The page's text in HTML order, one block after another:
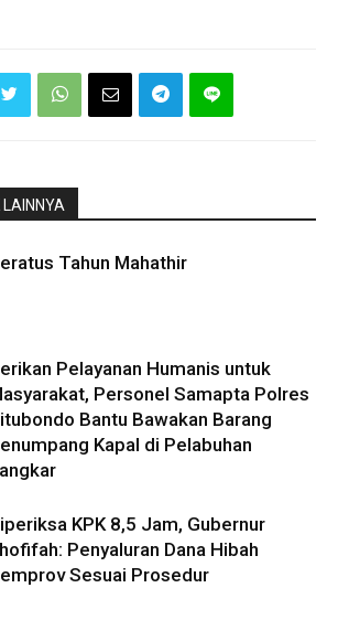
LAINNYA
Tahun Mahathir
Pelayanan Humanis untuk
Personel Samapta Polres
Bantu Bawakan Barang
Kapal di Pelabuhan
KPK 8,5 Jam, Gubernur
Penyaluran Dana Hibah
Sesuai Prosedur